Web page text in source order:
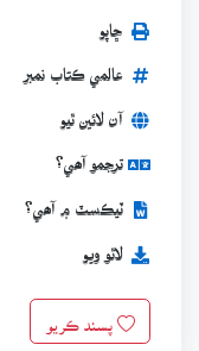
ڇاپو
عالمي ڪتاب نمبر
آن لائين ٿيو
ترجمو آھي؟
ٽيڪسٽ ۾ آھي؟
لاٿو ويو
پسند ڪريو